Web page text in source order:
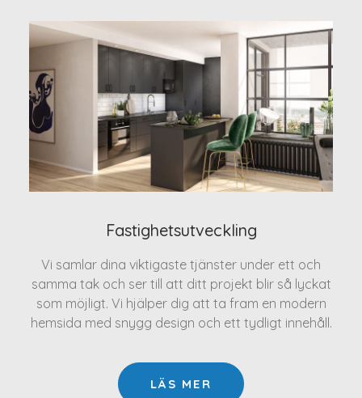
Fastighetsutveckling
Vi samlar dina viktigaste tjänster under ett och
samma tak och ser till att ditt projekt blir så lyckat
som möjligt. Vi hjälper dig att ta fram en modern
hemsida med snygg design och ett tydligt innehåll.
LÄS MER